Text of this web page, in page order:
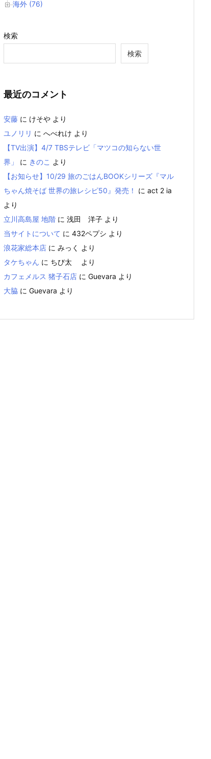
海外 (76)
検索
検索
最近のコメント
安藤 に けそや より
ユノリリ に へべれけ より
【TV出演】4/7 TBSテレビ「マツコの知らない世
界」
に きのこ より
【お知らせ】10/29 旅のごはんBOOKシリーズ『マル
ちゃん焼そば 世界の旅レシピ50』発売！
に act 2 ia
より
立川高島屋 地階 に 浅田 洋子 より
当サイトについて に 432ペプシ より
浪花家総本店 に みっく
より
タケちゃん に ちび太
より
カフェメルス 猪子石店 に Guevara より
大脇 に Guevara より